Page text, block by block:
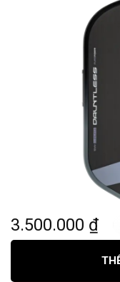
3.500.000 ₫